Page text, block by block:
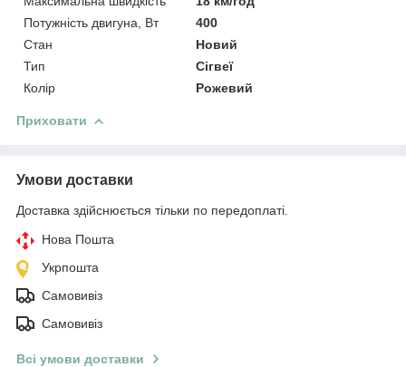
Потужність двигуна, Вт
400
Стан
Новий
Тип
Сігвеї
Колір
Рожевий
Приховати
Умови доставки
Доставка здійснюється тільки по передоплаті.
Нова Пошта
Укрпошта
Самовивіз
Самовивіз
Всі умови доставки